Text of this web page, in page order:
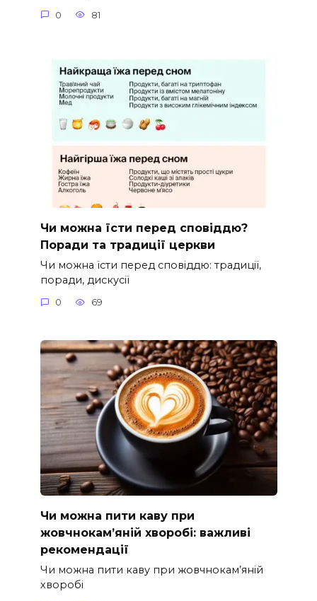
0 81
Чи можна їсти перед сповіддю?
Поради та традиції церкви
Чи можна їсти перед сповіддю: традиції,
поради, дискусії
0 69
Чи можна пити каву при
жовчнокам’яній хворобі: важливі
рекомендації
Чи можна пити каву при жовчнокам’яній
хворобі